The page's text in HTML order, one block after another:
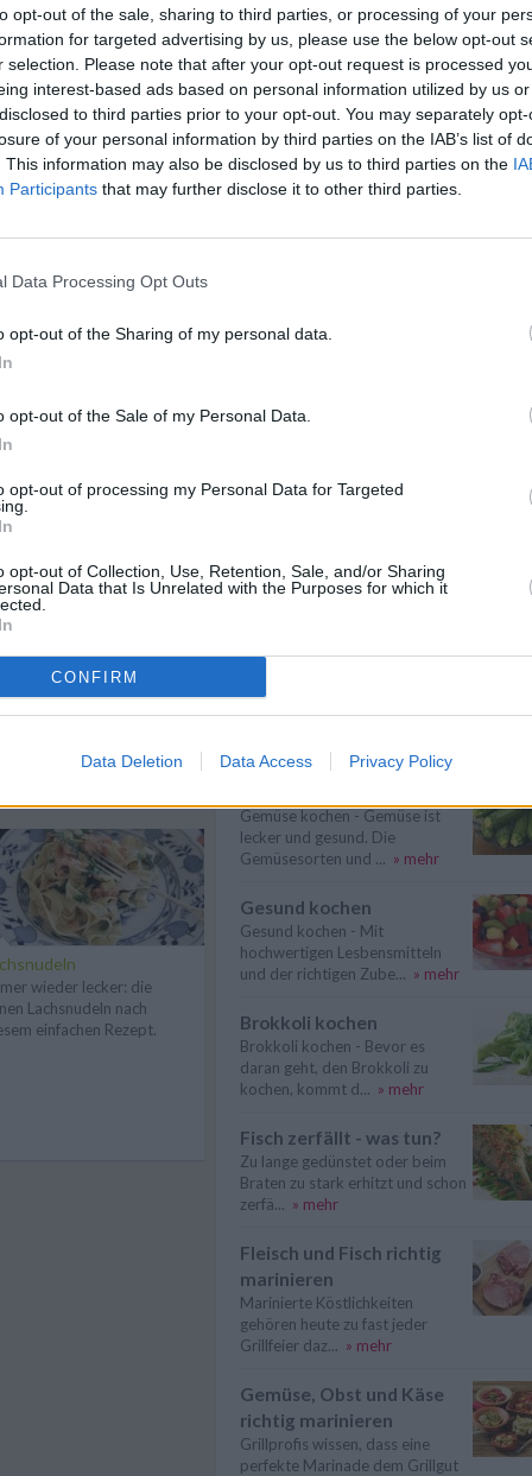
opt-out of the sale, sharing to third parties, or processing of your
for targeted advertising by us, please use the below opt-out
selection. Please note that after your opt-out request is processed
interest-based ads based on personal information utilized by us
to third parties prior to your opt-out. You may separately
of your personal information by third parties on the IAB’s list of
This information may also be disclosed by us to third parties on the
Participants that may further disclose it to other third parties.
Data Processing Opt Outs
opt-out of the Sharing of my personal data.
opt-out of the Sale of my Personal Data.
opt-out of processing my Personal Data for Targeted
opt-out of Collection, Use, Retention, Sale, and/or Sharing
Data that Is Unrelated with the Purposes for which it
CONFIRM
Data Deletion Data Access Privacy Policy
den Löchern
glasig gegart. Dann vom
servieren.
Pfirsichbett für den
frischem Baguette
zum Grillen
/
Rezepte
wieder lecker: die
Lachsnudeln nach
einfachen Rezept.
Like uns auf Facebook...
Artikelempfehlung
Meeresfrüchte kochen
Meeresfrüchte kochen -
Fisch kochen - Fisch schmeckt
lecker und kann immer wieder
Gemüse kochen - Gemüse ist
lecker und gesund. Die
Gemüsesorten und ... » mehr
Gesund kochen
Gesund kochen - Mit
hochwertigen Lesbensmitteln
und der richtigen Zube... » mehr
Brokkoli kochen
Brokkoli kochen - Bevor es
daran geht, den Brokkoli zu
kochen, kommt d... » mehr
Fisch zerfällt - was tun?
Zu lange gedünstet oder beim
Braten zu stark erhitzt und schon
zerfä... » mehr
Fleisch und Fisch richtig
marinieren
Marinierte Köstlichkeiten
gehören heute zu fast jeder
Grillfeier daz... » mehr
Gemüse, Obst und Käse
richtig marinieren
Grillprofis wissen, dass eine
perfekte Marinade dem Grillgut